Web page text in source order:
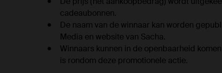
cadeaubonnen.
De naam van de winnaar kan worden
Media en website van Sacha.
Winnaars kunnen in de openbaarheid
is rondom deze promotionele actie.